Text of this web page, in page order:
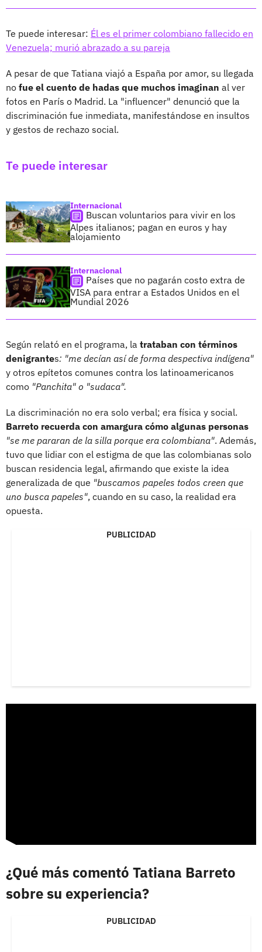
Te puede interesar: Él es el primer colombiano fallecido en
Venezuela; murió abrazado a su pareja
A pesar de que Tatiana viajó a España por amor, su llegada
no fue el cuento de hadas que muchos imaginan al ver
fotos en París o Madrid. La "influencer" denunció que la
discriminación fue inmediata, manifestándose en insultos
y gestos de rechazo social.
Te puede interesar
Internacional
Buscan voluntarios para vivir en los
Alpes italianos; pagan en euros y hay
alojamiento
Internacional
Países que no pagarán costo extra de
VISA para entrar a Estados Unidos en el
Mundial 2026
Según relató en el programa, la trataban con términos
denigrantes: "me decían así de forma despectiva indígena"
y otros epítetos comunes contra los latinoamericanos
como "Panchita" o "sudaca".
La discriminación no era solo verbal; era física y social.
Barreto recuerda con amargura cómo algunas personas
"se me pararan de la silla porque era colombiana". Además,
tuvo que lidiar con el estigma de que las colombianas solo
buscan residencia legal, afirmando que existe la idea
generalizada de que "buscamos papeles todos creen que
uno busca papeles", cuando en su caso, la realidad era
opuesta.
PUBLICIDAD
¿Qué más comentó Tatiana Barreto
sobre su experiencia?
PUBLICIDAD